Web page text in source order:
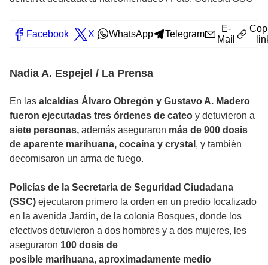
Facebook X WhatsApp Telegram
E-
Mail
Nadia A. Espejel / La Prensa
En las alcaldías Álvaro Obregón y Gustavo A. Madero
fueron ejecutadas tres órdenes de cateo y detuvieron a
siete personas, además aseguraron más de 900 dosis
de aparente marihuana, cocaína y crystal , y también
decomisaron un arma de fuego.
Policías de la Secretaría de Seguridad Ciudadana
(SSC) ejecutaron primero la orden en un predio localizado
en la avenida Jardín, de la colonia Bosques, donde los
efectivos detuvieron a dos hombres y a dos mujeres, les
aseguraron 100 dosis de
posible marihuana, aproximadamente medio